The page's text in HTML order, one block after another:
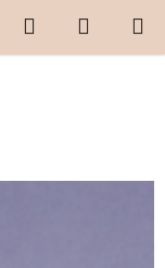
Hľadať
KOŠÍK